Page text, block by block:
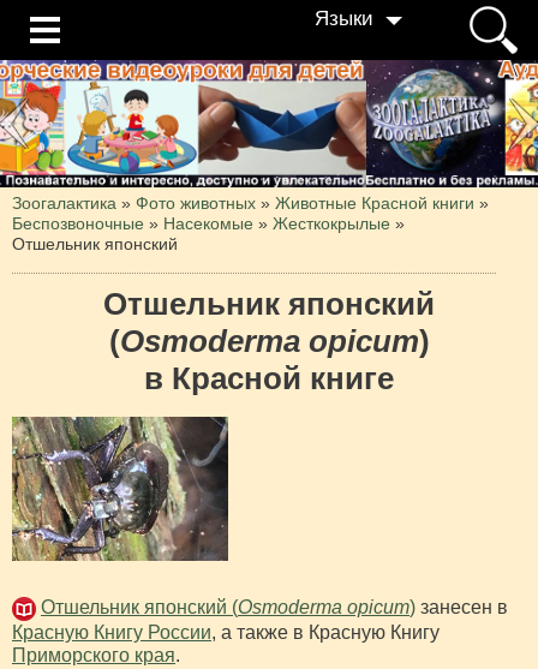
Языки
Зоогалактика » Фото животных » Животные Красной книги »
Беспозвоночные » Насекомые » Жесткокрылые »
Отшельник японский
Отшельник японский
(Osmoderma opicum)
в Красной книге
Отшельник японский (Osmoderma opicum) занесен в
Красную Книгу России, а также в Красную Книгу
Приморского края.